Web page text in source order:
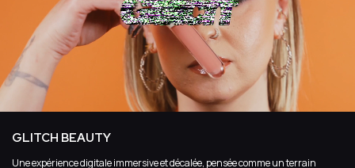
GLITCH BEAUTY
Une expérience digitale immersive et décalée, pensée comme un terrain